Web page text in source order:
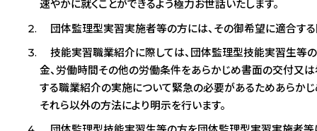
速やかに就くことができるよう極力お世話いたします。
団体監理型実習実施者等の方には、その御希望に適合す
技能実習職業紹介に際しては、団体監理型技能実習生等の
金、労働時間その他の労働条件をあらかじめ書面の交付又
する職業紹介の実施について緊急の必要があるためあらか
それら以外の方法により明示を行います。